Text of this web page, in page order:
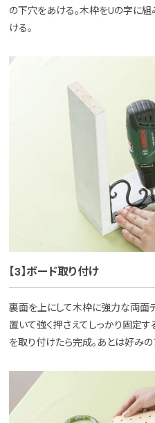
の下穴をあける。木枠をUの字に
ける。
【3】ボード取り付け
裏面を上にして木枠に強力な両面
置いて強く押さえてしっかり固定
を取り付けたら完成。あとは好みの